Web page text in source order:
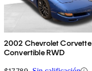
2002 Chevrolet Corvette
Convertible RWD